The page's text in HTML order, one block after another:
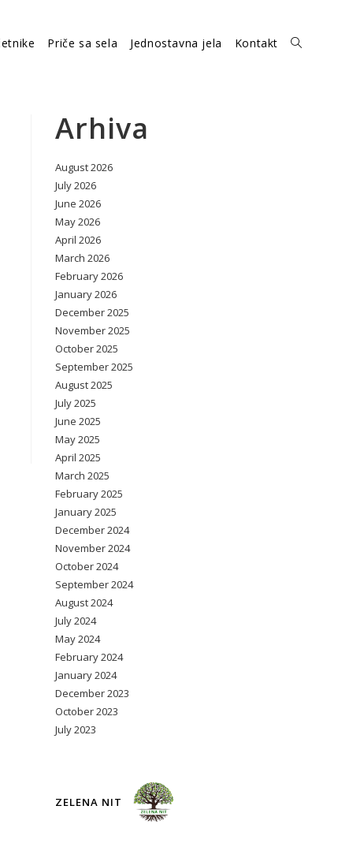
Priče sa sela Jednostavna jela Kontakt Toggle
Arhiva
August 2026
July 2026
June 2026
May 2026
April 2026
March 2026
February 2026
January 2026
December 2025
November 2025
October 2025
September 2025
August 2025
July 2025
June 2025
May 2025
April 2025
March 2025
February 2025
January 2025
December 2024
November 2024
October 2024
September 2024
August 2024
July 2024
May 2024
February 2024
January 2024
December 2023
October 2023
July 2023
ZELENA NIT